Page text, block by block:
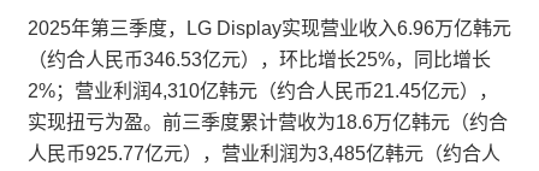
2025年第三季度，LG Display实现营业收入6.96万亿韩元
（约合人民币346.53亿元），环比增长25%，同比增长
2%；营业利润4,310亿韩元（约合人民币21.45亿元），
实现扭亏为盈。前三季度累计营收为18.6万亿韩元（约合
人民币925.77亿元），营业利润为3,485亿韩元（约合人